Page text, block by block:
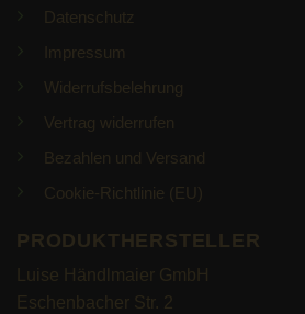
Datenschutz
Impressum
Widerrufsbelehrung
Vertrag widerrufen
Bezahlen und Versand
Cookie-Richtlinie (EU)
PRODUKTHERSTELLER
Luise Händlmaier GmbH
Eschenbacher Str. 2